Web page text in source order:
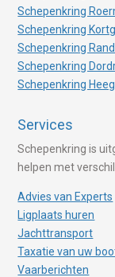
Schepenkring
Schepenkring
Schepenkring
Schepenkring
Schepenkring Heeg
Services
Schepenkring is
helpen met
Advies van Experts
Ligplaats huren
Jachttransport
Taxatie van uw
Vaarberichten